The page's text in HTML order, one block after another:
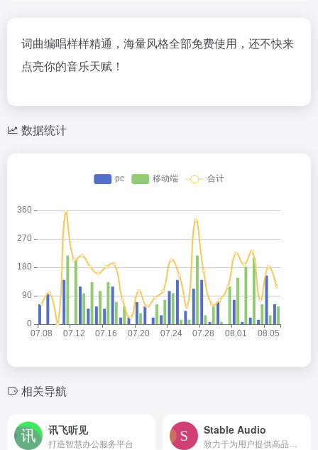
词曲编唱样样精通，海量风格全部免费使用，还不快来
点亮你的音乐天赋！
数据统计
相关导航
讯飞听见
打造智慧办公服务平台
Stable Audio